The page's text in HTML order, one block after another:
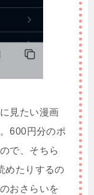
見たい漫画
600円分のポ
で、そちら
めたりするの
おさらいを